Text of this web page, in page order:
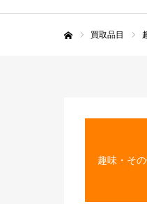
買取品目
趣味・そ